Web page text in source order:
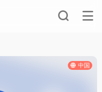
中国